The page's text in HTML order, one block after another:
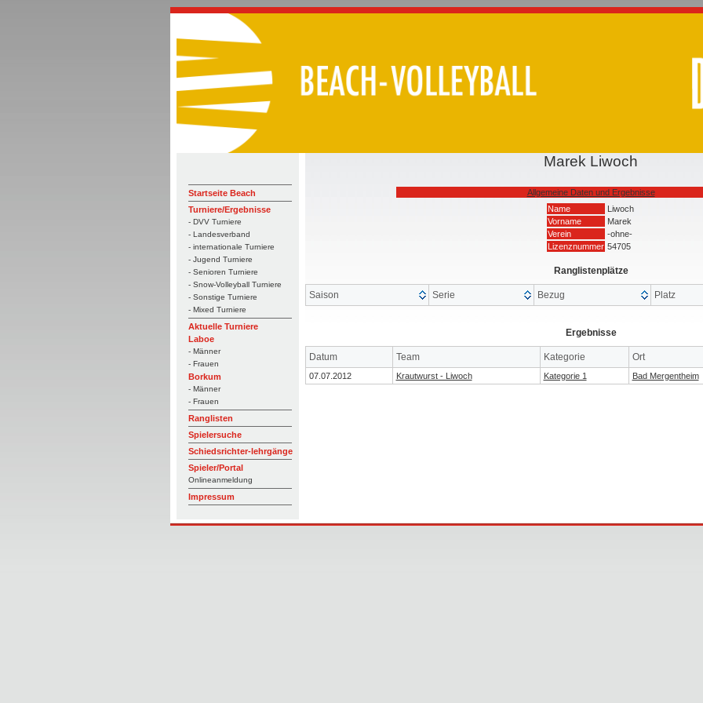
Startseite Beach
Turniere/Ergebnisse
- DVV Turniere
- Landesverband
- internationale Turniere
- Jugend Turniere
- Senioren Turniere
- Snow-Volleyball Turniere
- Sonstige Turniere
- Mixed Turniere
Aktuelle Turniere
Laboe
- Männer
- Frauen
Borkum
- Männer
- Frauen
Ranglisten
Spielersuche
Schiedsrichter-lehrgänge
Spieler/Portal
Onlineanmeldung
Impressum
Marek Liwoch
Allgemeine Daten und Ergebnisse
Name
Liwoch
Vorname
Marek
Verein
-ohne-
Lizenznummer 54705
Ranglistenplätze
Saison Serie Bezug Platz
Ergebnisse
Datum Team Kategorie Ort
07.07.2012 Krautwurst - Liwoch Kategorie 1 Bad Mergentheim